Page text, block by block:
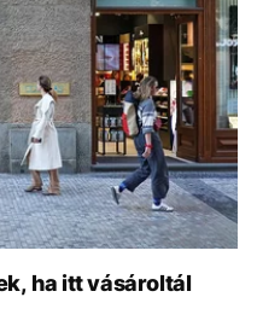
ha itt vásároltál